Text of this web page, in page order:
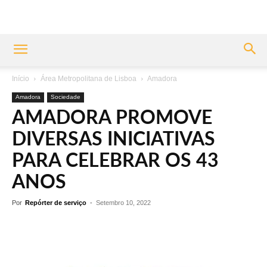
Início Área Metropolitana de Lisboa Amadora
Amadora Sociedade
AMADORA PROMOVE
DIVERSAS INICIATIVAS
PARA CELEBRAR OS 43
ANOS
Por Repórter de serviço - Setembro 10, 2022